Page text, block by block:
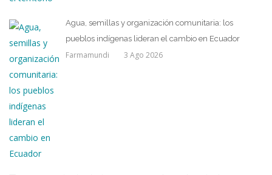
Agua, semillas y organización comunitaria: los
pueblos indígenas lideran el cambio en Ecuador
Farmamundi 3 Ago 2026